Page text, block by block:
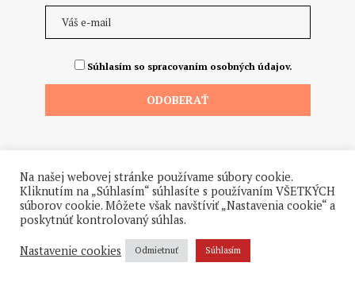
Súhlasím so spracovaním osobných údajov.
©2026 - Všetky práva vyhradené. Hrdo a od ♥ dodalo štúdio
Na našej webovej stránke používame súbory cookie.
Kliknutím na „Súhlasím“ súhlasíte s používaním VŠETKÝCH
súborov cookie. Môžete však navštíviť „Nastavenia cookie“ a
poskytnúť kontrolovaný súhlas.
Nastavenie cookies Odmietnuť Súhlasím